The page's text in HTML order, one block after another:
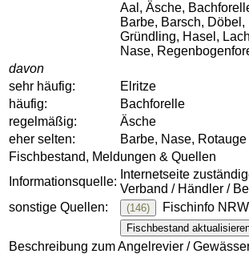
Aal, Äsche,
Barbe, Barsch, Döbel,
Gründling, Hasel,
Nase,
davon
sehr häufig:
Elritze
häufig:
Bachforelle
regelmäßig:
Äsche
eher selten:
Barbe, Nase, Rotauge
Fischbestand, Meldungen & Quellen
Informationsquelle:
Internetseite
Verband / Händler /
sonstige Quellen:
(146) Fischinfo NRW
Fischbestand
Beschreibung zum Angelrevier /